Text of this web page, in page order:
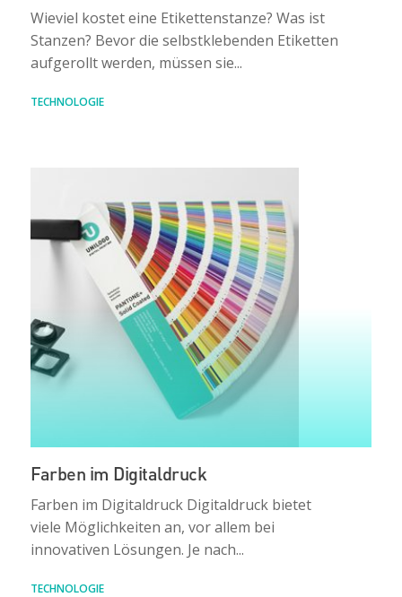
Wieviel kostet eine Etikettenstanze? Was ist
Stanzen? Bevor die selbstklebenden Etiketten
aufgerollt werden, müssen sie...
TECHNOLOGIE
Farben im Digitaldruck
Farben im Digitaldruck Digitaldruck bietet
viele Möglichkeiten an, vor allem bei
innovativen Lösungen. Je nach...
TECHNOLOGIE